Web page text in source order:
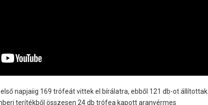
napjaiig 169 trófeát vittek el bírálatra, ebből 121 db-ot állítottak
terítékből összesen 24 db trófea kapott aranyérmes